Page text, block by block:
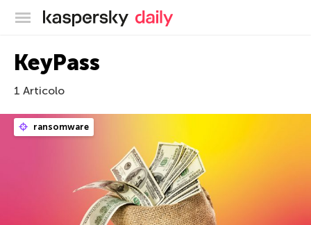
Blog ufficiale di Kaspersky
KeyPass
1 Articolo
ransomware